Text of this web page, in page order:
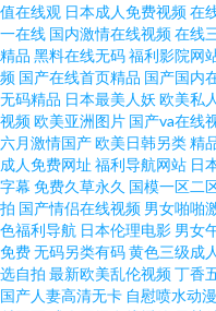
看 色日本高清国产 日韩中文字
理写真主播 午夜性免费网址 婷
青草精品 欧美老女人另类 男人
区三区 九一视频网站 日韩国产
超碰久久 91成人版在线 99
值在线观 日本成人免费视频在
一在线 国内激情在线视频在线
精品 黑料在线无码福利影院网
频 国产在线首页精品 国产国内
无码精品 日本最美人妖 欧美私
视频欧美亚洲图片 国产va在线
六月激情国产欧美日韩另类精
成人免费网址 福利导航网站 日
字幕 免费久草永久 国模一区二
拍 国产情侣在线视频 男女啪啪
色福利导航 日本伦理电影 男女
免费无码另类有码黄色三级成人
选自拍 最新欧美乱伦视频丁香
国产人妻高清无卡 自慰喷水动漫